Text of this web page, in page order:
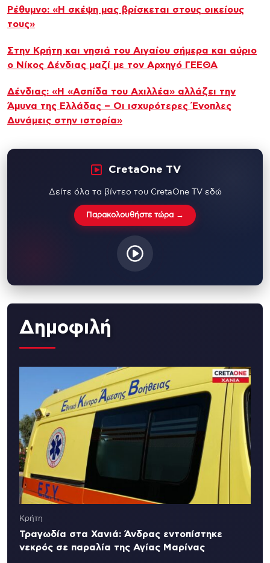
Ρέθυμνο: «Η σκέψη μας βρίσκεται στους οικείους
τους»
Στην Κρήτη και νησιά του Αιγαίου σήμερα και αύριο
ο Νίκος Δένδιας μαζί με τον Αρχηγό ΓΕΕΘΑ
Δένδιας: «Η «Ασπίδα του Αχιλλέα» αλλάζει την
Άμυνα της Ελλάδας – Οι ισχυρότερες Ένοπλες
Δυνάμεις στην ιστορία»
CretaOne TV
Δείτε όλα τα βίντεο του CretaOne TV εδώ
Παρακολουθήστε τώρα →
Δημοφιλή
Κρήτη
Τραγωδία στα Χανιά: Άνδρας εντοπίστηκε
νεκρός σε παραλία της Αγίας Μαρίνας